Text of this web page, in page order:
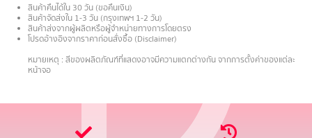
สินค้าคืนได้ใน 30 วัน (ขอคืนเงิน)
สินค้าจัดส่งใน 1-3 วัน (กรุงเทพฯ 1-2 วัน)
สินค้าส่งจากผู้ผลิตหรือผู้จำหน่ายทางการโดยตรง
โปรดอ้างอิงจากราคาก่อนสั่งซื้อ (Disclaimer)
หมายเหตุ : สีของผลิตภัณฑ์ที่แสดงอาจมีความแตกต่างกัน จากการตั้งค่าของแต่ละ
หน้าจอ